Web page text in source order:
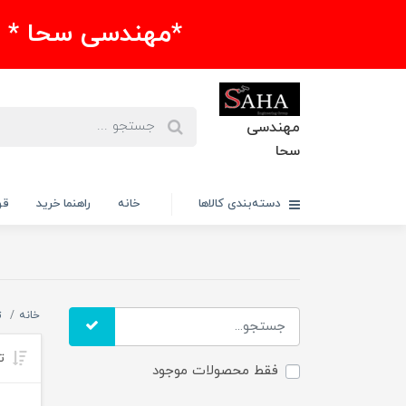
*مهندسی سحا *
مهندسی
سحا
دسته‌بندی کالاها خانه راهنما خرید
فقط محصولات موجود
خانه